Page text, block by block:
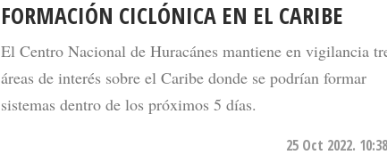
El Centro Nacional de Huracánes mantiene en vigilancia tres
áreas de interés sobre el Caribe donde se podrían formar
sistemas dentro de los próximos 5 días.